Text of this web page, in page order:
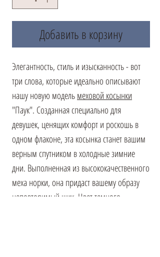
Добавить в корзину
Элегантность, стиль и изысканность - вот
три слова, которые идеально описывают
нашу новую модельмеховой косынки
"Паук". Созданная специально для
девушек, ценящих комфорт и роскошь в
одном флаконе, эта косынка станет вашим
верным спутником в холодные зимние
дни. Выполненная из высококачественного
меха норки, она придаст вашему образу
неповторимый шик. Цвет темного